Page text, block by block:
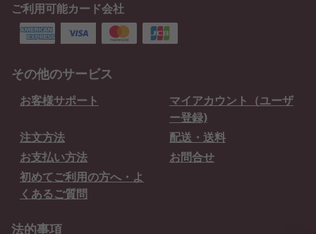
ご利用可能カード会社
その他のサービス
お客様サポート
マイアカウント（ユーザ
ー登録)
注文方法
配送・送料
お支払い方法
お問合せ
初めてご利用の方へ・よ
くあるご質問
法的事項